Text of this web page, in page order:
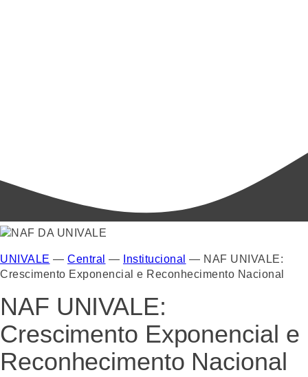
UNIVALE — Central — Institucional — NAF UNIVALE:
Crescimento Exponencial e Reconhecimento Nacional
NAF UNIVALE:
Crescimento Exponencial e
Reconhecimento Nacional